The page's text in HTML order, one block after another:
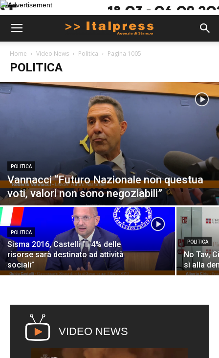
Home Video News Politica Pagina 1005
POLITICA
POLITICA
Vannacci “Futuro Nazionale non questua
voti, valori non sono negoziabili”
POLITICA
Sisma 2016, Castelli “Il 4% delle
risorse sarà destinato ad attività
sociali”
POLITICA
No Tav,
sì alla
VIDEO NEWS